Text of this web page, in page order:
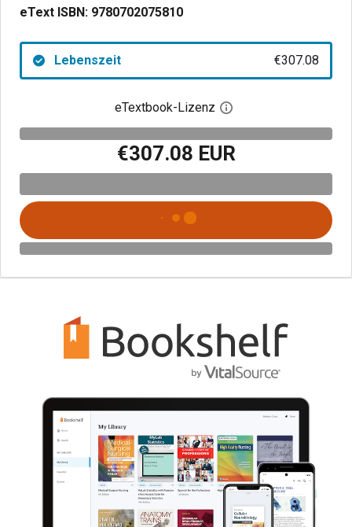
eText ISBN: 9780702075810
Lebenszeit €307.08
eTextbook-Lizenz Digitalen
€307.08 EUR